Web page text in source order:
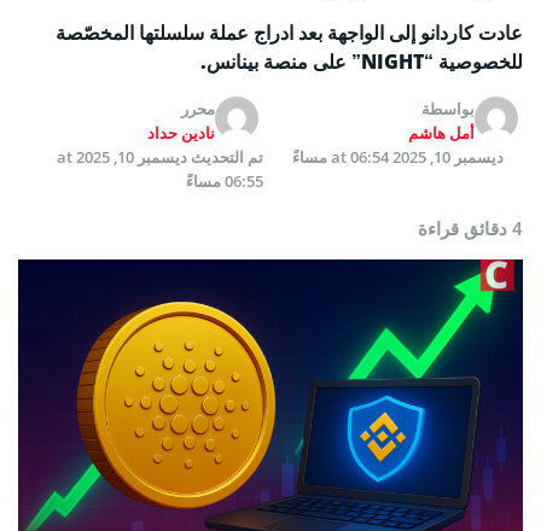
عادت كاردانو إلى الواجهة بعد ادراج عملة سلسلتها المخصّصة
للخصوصية “NIGHT” على منصة بينانس.
بواسطة
أمل هاشم
محرر
نادين حداد
ديسمبر 10, 2025 at 06:54 مساءً
تم التحديث
ديسمبر 10, 2025 at
06:55 مساءً
4 دقائق قراءة